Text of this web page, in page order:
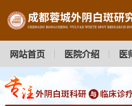
网站首页 医院介绍 医